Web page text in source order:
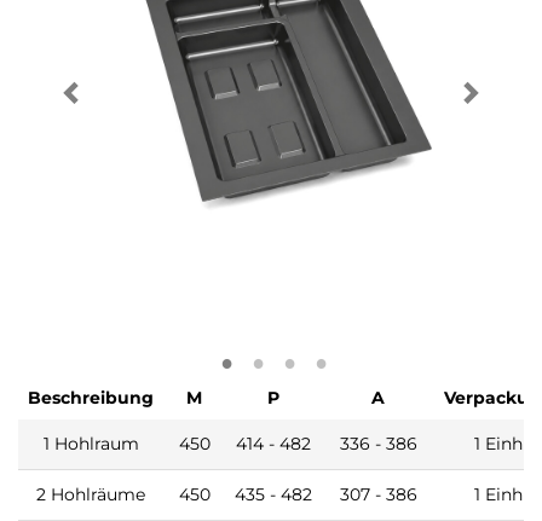
Beschreibung M P A
1 Hohlraum 450 414 - 482 336 - 386 1 Einh
2 Hohlräume 450 435 - 482 307 - 386 1 Einh